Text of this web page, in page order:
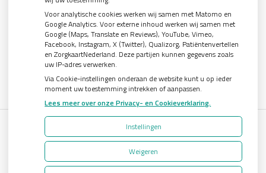
Gezond tandvlees: de basis voor een gezonde mond
Naar de tandarts in het buitenland? Wees op je hoede!
(Mond)zorgkosten gemaakt in 2025? Check of die aftrekbaar zijn
Uw Zorg Online|Beheer
Bezoek
Voor analytische cookies werken wij samen met Matomo en
Google Analytics. Voor externe inhoud werken wij samen met
Google (Maps, Translate en Reviews), YouTube, Vimeo,
Facebook, Instagram, X (Twitter), Qualizorg, Patiëntenvertellen
en ZorgkaartNederland. Deze partijen kunnen gegevens zoals
uw IP-adres verwerken.
Via Cookie-instellingen onderaan de website kunt u op ieder
moment uw toestemming intrekken of aanpassen.
Lees meer over onze Privacy- en Cookieverklaring.
Instellingen
Weigeren